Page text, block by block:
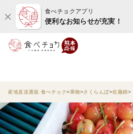
食べチョクアプリ
便利なお知らせが充実！
産地直送通販 食べチョク 果物 さくらんぼ 佐藤錦